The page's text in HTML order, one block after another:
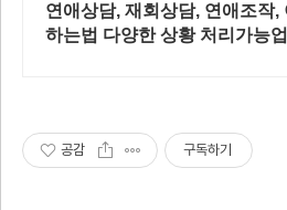
연애상담, 재회상담, 연애조작
하는법 다양한 상황 처리가능
공감 구독하기